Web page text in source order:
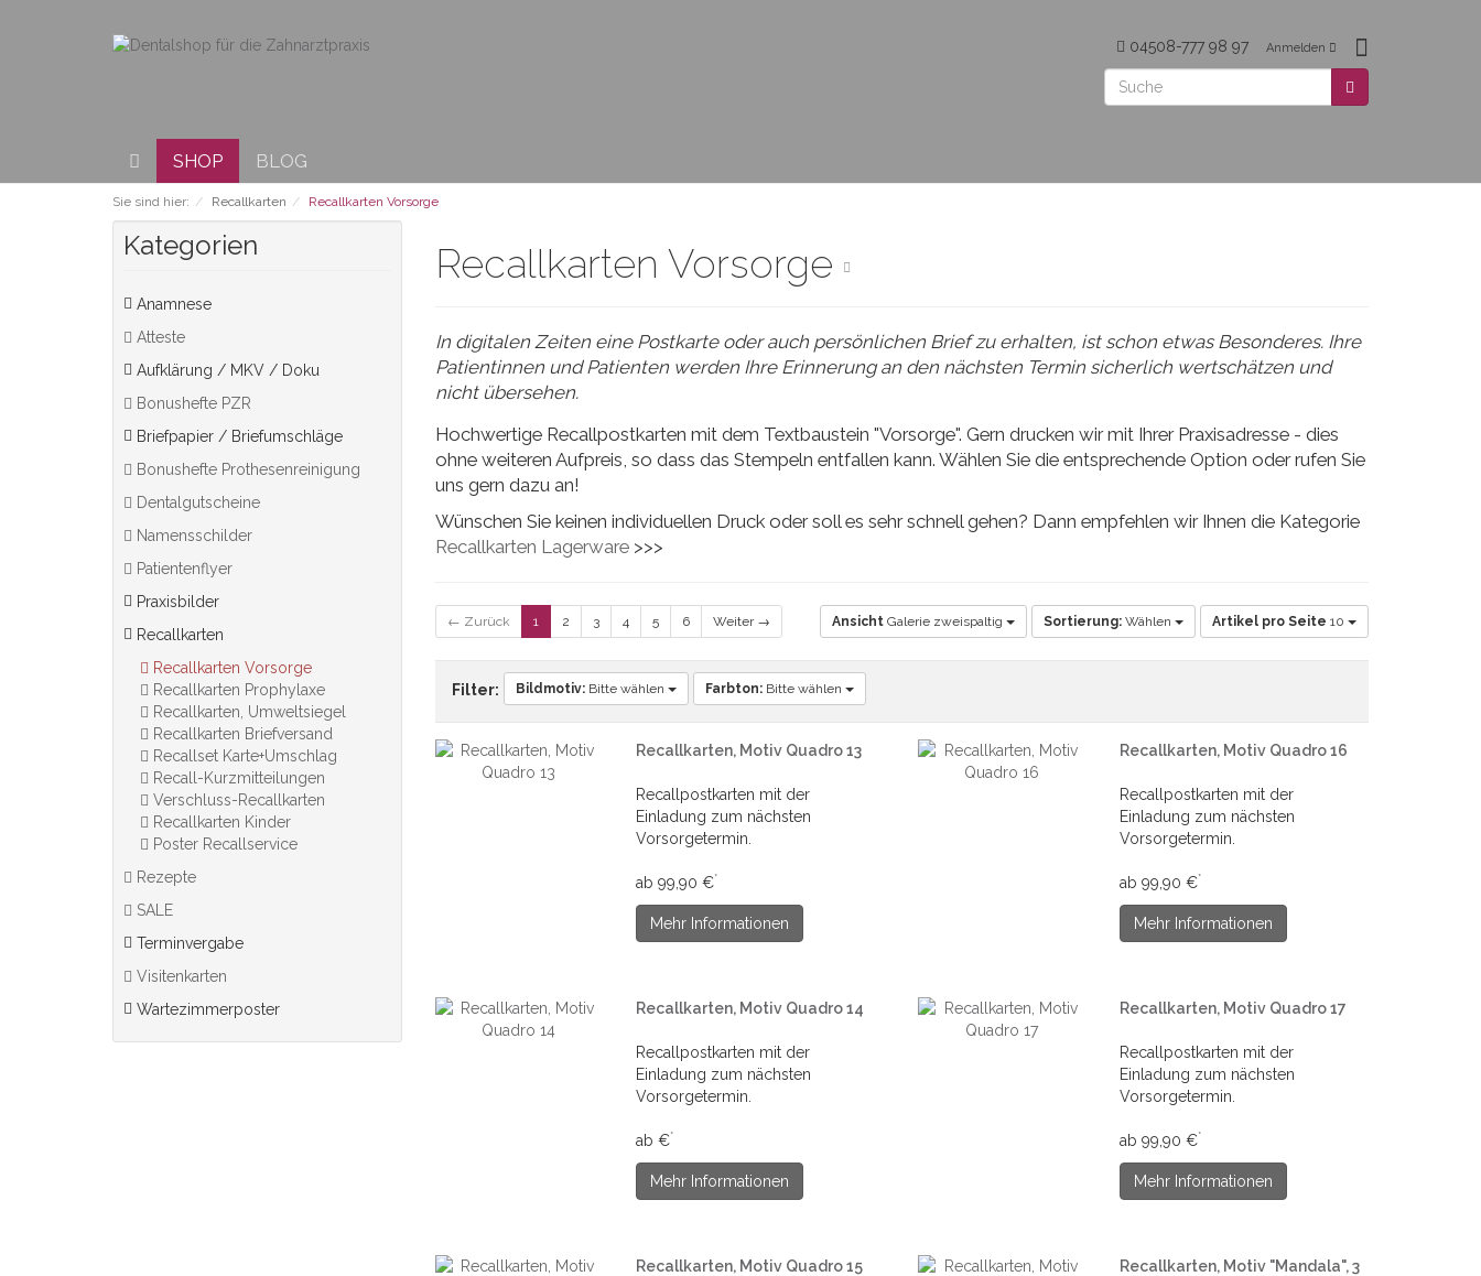
04508-777 98 97 Anmelden
SHOP BLOG
Sie sind hier: Recallkarten Recallkarten Vorsorge
Kategorien
Anamnese
Atteste
Aufklärung / MKV / Doku
Bonushefte PZR
Briefpapier / Briefumschläge
Bonushefte Prothesenreinigung
Dentalgutscheine
Namensschilder
Patientenflyer
Praxisbilder
Recallkarten
Recallkarten Vorsorge
Recallkarten Prophylaxe
Recallkarten, Umweltsiegel
Recallkarten Briefversand
Recallset Karte+Umschlag
Recall-Kurzmitteilungen
Verschluss-Recallkarten
Recallkarten Kinder
Poster Recallservice
Rezepte
SALE
Terminvergabe
Visitenkarten
Wartezimmerposter
Recallkarten Vorsorge
In digitalen Zeiten eine Postkarte oder auch persönlichen Brief zu erhalten, ist schon etwas Besonderes. Ihre
Patientinnen und Patienten werden Ihre Erinnerung an den nächsten Termin sicherlich wertschätzen und
nicht übersehen.
Hochwertige Recallpostkarten mit dem Textbaustein "Vorsorge". Gern drucken wir mit Ihrer Praxisadresse - dies
ohne weiteren Aufpreis, so dass das Stempeln entfallen kann. Wählen Sie die entsprechende Option oder rufen Sie
uns gern dazu an!
Wünschen Sie keinen individuellen Druck oder soll es sehr schnell gehen? Dann empfehlen wir Ihnen die Kategorie
Recallkarten Lagerware>>>
← Zurück 1 2 3 4 5 6 Weiter → Ansicht Galerie zweispaltig Sortierung: Wählen Artikel pro Seite 10
Filter: Bildmotiv: Bitte wählen Farbton: Bitte wählen
Recallkarten, Motiv Quadro 13
Recallpostkarten mit der
Einladung zum nächsten
Vorsorgetermin.
ab 99,90 €*
Mehr Informationen
Recallkarten, Motiv Quadro 16
Recallpostkarten mit der
Einladung zum nächsten
Vorsorgetermin.
ab 99,90 €*
Mehr Informationen
Recallkarten, Motiv Quadro 14
Recallpostkarten mit der
Einladung zum nächsten
Vorsorgetermin.
ab €*
Mehr Informationen
Recallkarten, Motiv Quadro 17
Recallpostkarten mit der
Einladung zum nächsten
Vorsorgetermin.
ab 99,90 €*
Mehr Informationen
Recallkarten, Motiv Quadro 15
Recallkarten, Motiv "Mandala", 3